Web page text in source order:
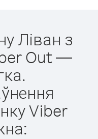
Ліван з
Out —
Viber